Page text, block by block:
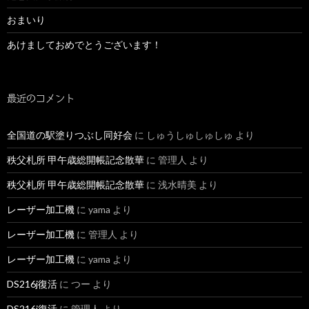
おまいり
あけましておめでとうございます！
最近のコメント
全国道の駅塗りつぶし同好会 に しゅうしゅしゅしゅ より
秩父札所 甲午歳総開帳記念散華 に 管理人 より
秩父札所 甲午歳総開帳記念散華 に 浅水晴美 より
レーザー加工機 に yama より
レーザー加工機 に 管理人 より
レーザー加工機 に yama より
DS216j復活 に つー より